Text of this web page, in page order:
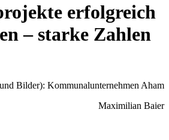
erfolgreich
– starke Zahlen
Bilder): Kommunalunternehmen Aham
Maximilian Baier